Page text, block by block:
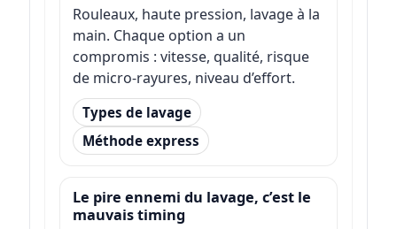
Rouleaux, haute pression, lavage à la
main. Chaque option a un
compromis : vitesse, qualité, risque
de micro-rayures, niveau d’effort.
Types de lavage
Méthode express
Le pire ennemi du lavage, c’est le
mauvais timing